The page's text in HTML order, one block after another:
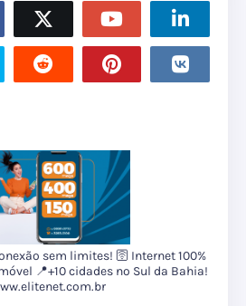
sem limites! 🛜 Internet 100%
📍+10 cidades no Sul da Bahia!